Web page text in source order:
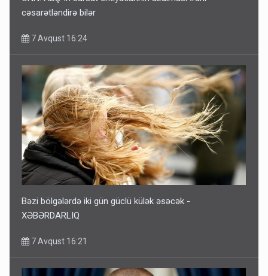
cəsarətləndirə bilər
7 Avqust 16:24
Bəzi bölgələrdə iki gün güclü külək əsəcək -
XƏBƏRDARLIQ
7 Avqust 16:21